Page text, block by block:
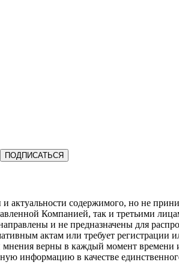
ПОДПИСАТЬСЯ
содержимого, но не
Компанией, так и третьими
и не предназначены для
актам или требует регистрации
мнения верны в каждый момент
информацию в качестве